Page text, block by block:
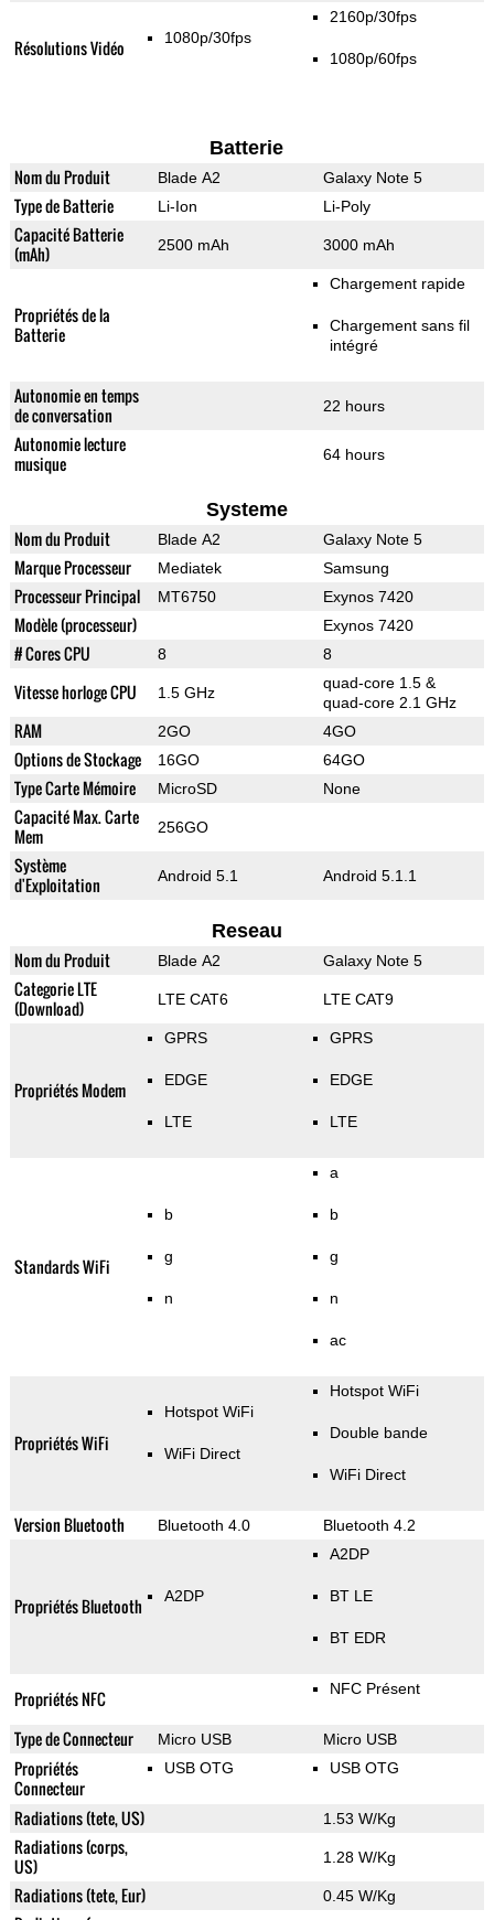
Résolutions Vidéo 1080p/30fps
2160p/30fps
1080p/60fps
Batterie
Nom du Produit Blade A2 Galaxy Note 5
Type de Batterie Li-Ion Li-Poly
Capacité Batterie
(mAh)
2500 mAh 3000 mAh
Propriétés de la
Batterie
Chargement rapide
Chargement sans fil
intégré
Autonomie en temps
de conversation
22 hours
Autonomie lecture
musique
64 hours
Systeme
Nom du Produit Blade A2 Galaxy Note 5
Marque Processeur Mediatek Samsung
Processeur Principal MT6750 Exynos 7420
Modèle (processeur) Exynos 7420
# Cores CPU 8 8
Vitesse horloge CPU 1.5 GHz
quad-core 1.5 &
quad-core 2.1 GHz
RAM 2GO 4GO
Options de Stockage 16GO 64GO
Type Carte Mémoire MicroSD None
Capacité Max. Carte
Mem
256GO
Système
d'Exploitation
Android 5.1 Android 5.1.1
Reseau
Nom du Produit Blade A2 Galaxy Note 5
Categorie LTE
(Download)
LTE CAT6 LTE CAT9
Propriétés Modem
GPRS
EDGE
LTE
GPRS
EDGE
LTE
Standards WiFi
b
g
n
a
b
g
n
ac
Propriétés WiFi
Hotspot WiFi
WiFi Direct
Hotspot WiFi
Double bande
WiFi Direct
Version Bluetooth Bluetooth 4.0 Bluetooth 4.2
Propriétés Bluetooth A2DP
A2DP
BT LE
BT EDR
Propriétés NFC NFC Présent
Type de Connecteur Micro USB Micro USB
Propriétés
Connecteur
USB OTG USB OTG
Radiations (tete, US) 1.53 W/Kg
Radiations (corps,
US)
1.28 W/Kg
Radiations (tete, Eur) 0.45 W/Kg